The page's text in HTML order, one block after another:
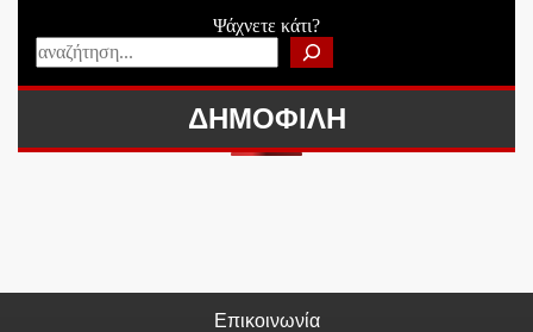
Ψάχνετε κάτι?
ΔΗΜΟΦΙΛΗ
Επικοινωνία